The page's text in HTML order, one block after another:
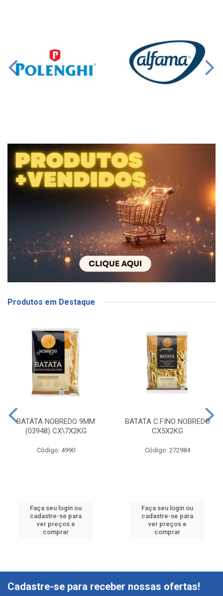
Produtos em Destaque
BATATA NOBREDO 9MM
(03948) CX\7X2KG
Código: 4990
Faça seu login ou
cadastre-se para
ver preços e
comprar
BATATA C.FINO NOBREDO
CX5X2KG
Código: 272984
Faça seu login ou
cadastre-se para
ver preços e
comprar
Cadastre-se para receber nossas ofertas!